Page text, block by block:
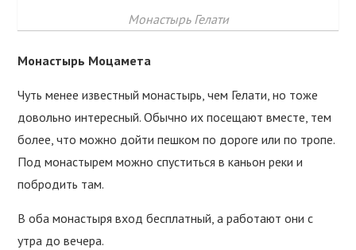
Монастырь Гелати
Монастырь Моцамета
Чуть менее известный монастырь, чем Гелати, но тоже
довольно интересный. Обычно их посещают вместе, тем
более, что можно дойти пешком по дороге или по тропе.
Под монастырем можно спуститься в каньон реки и
побродить там.
В оба монастыря вход бесплатный, а работают они с
утра до вечера.